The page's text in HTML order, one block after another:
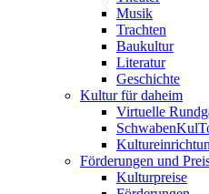
Musik
Trachten
Baukultur
Literatur
Geschichte
Kultur für daheim
Virtuelle
Förderungen und
Kulturpreise